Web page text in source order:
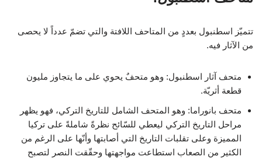
تتميّز اسطنبول بعددٍ من المتاحف اللافتة والتي تضمّ عدداً لا يحصى
من الآثار فيه.
متحف آثار اسطنبول: وهو متحفٌ يحوي على ما يتجاوز مليون
قطعة أثريّة.
متحف بانوراما: وهو المتحف الشامل للتاريخ التركي، فهو يظهر
مراحل التاريخ التركي ليعطي للسّائح نظرةً شاملةً على تركيا
المميزة وعلى تقلبات التاريخ التي أصابتها وأنّها على الرغم من
الكثير من الصعاب استطاعت مواجهتها وحقّقت النصر لتصبح